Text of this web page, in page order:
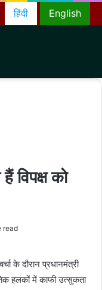
English
हिंदी
विपक्ष को
read
के दौरान प्रधानमंत्री
हलकों में काफी उत्सुकता